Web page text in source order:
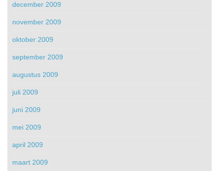
december 2009
november 2009
oktober 2009
september 2009
augustus 2009
juli 2009
juni 2009
mei 2009
april 2009
maart 2009